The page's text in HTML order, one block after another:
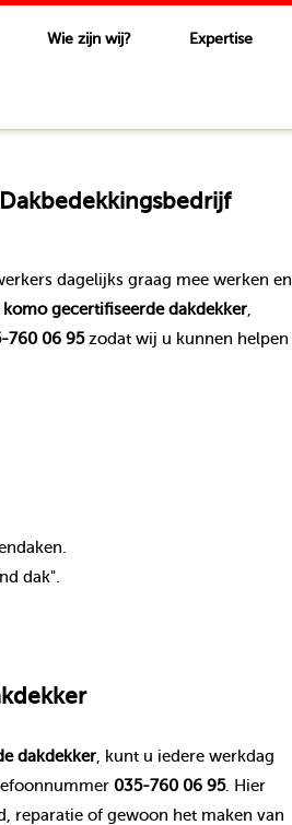
Wie zijn wij? Expertise
dagelijks graag mee werken en
komo gecertifiseerde dakdekker,
760 06 95zodat wij u kunnen helpen
dak".
dakdekker, kunt u iedere werkdag
035-760 06 95. Hier
reparatie of gewoon het maken van